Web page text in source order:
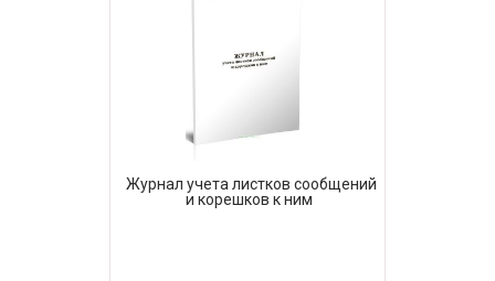
Журнал учета листков сообщений
и корешков к ним